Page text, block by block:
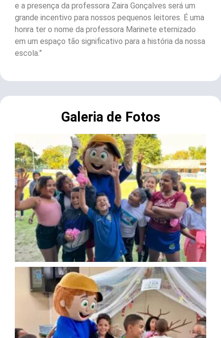
e a presença da professora Zaira Gonçalves será um
grande incentivo para nossos pequenos leitores. É uma
honra ter o nome da professora Marinete eternizado
em um espaço tão significativo para a história da nossa
escola.”
Galeria de Fotos